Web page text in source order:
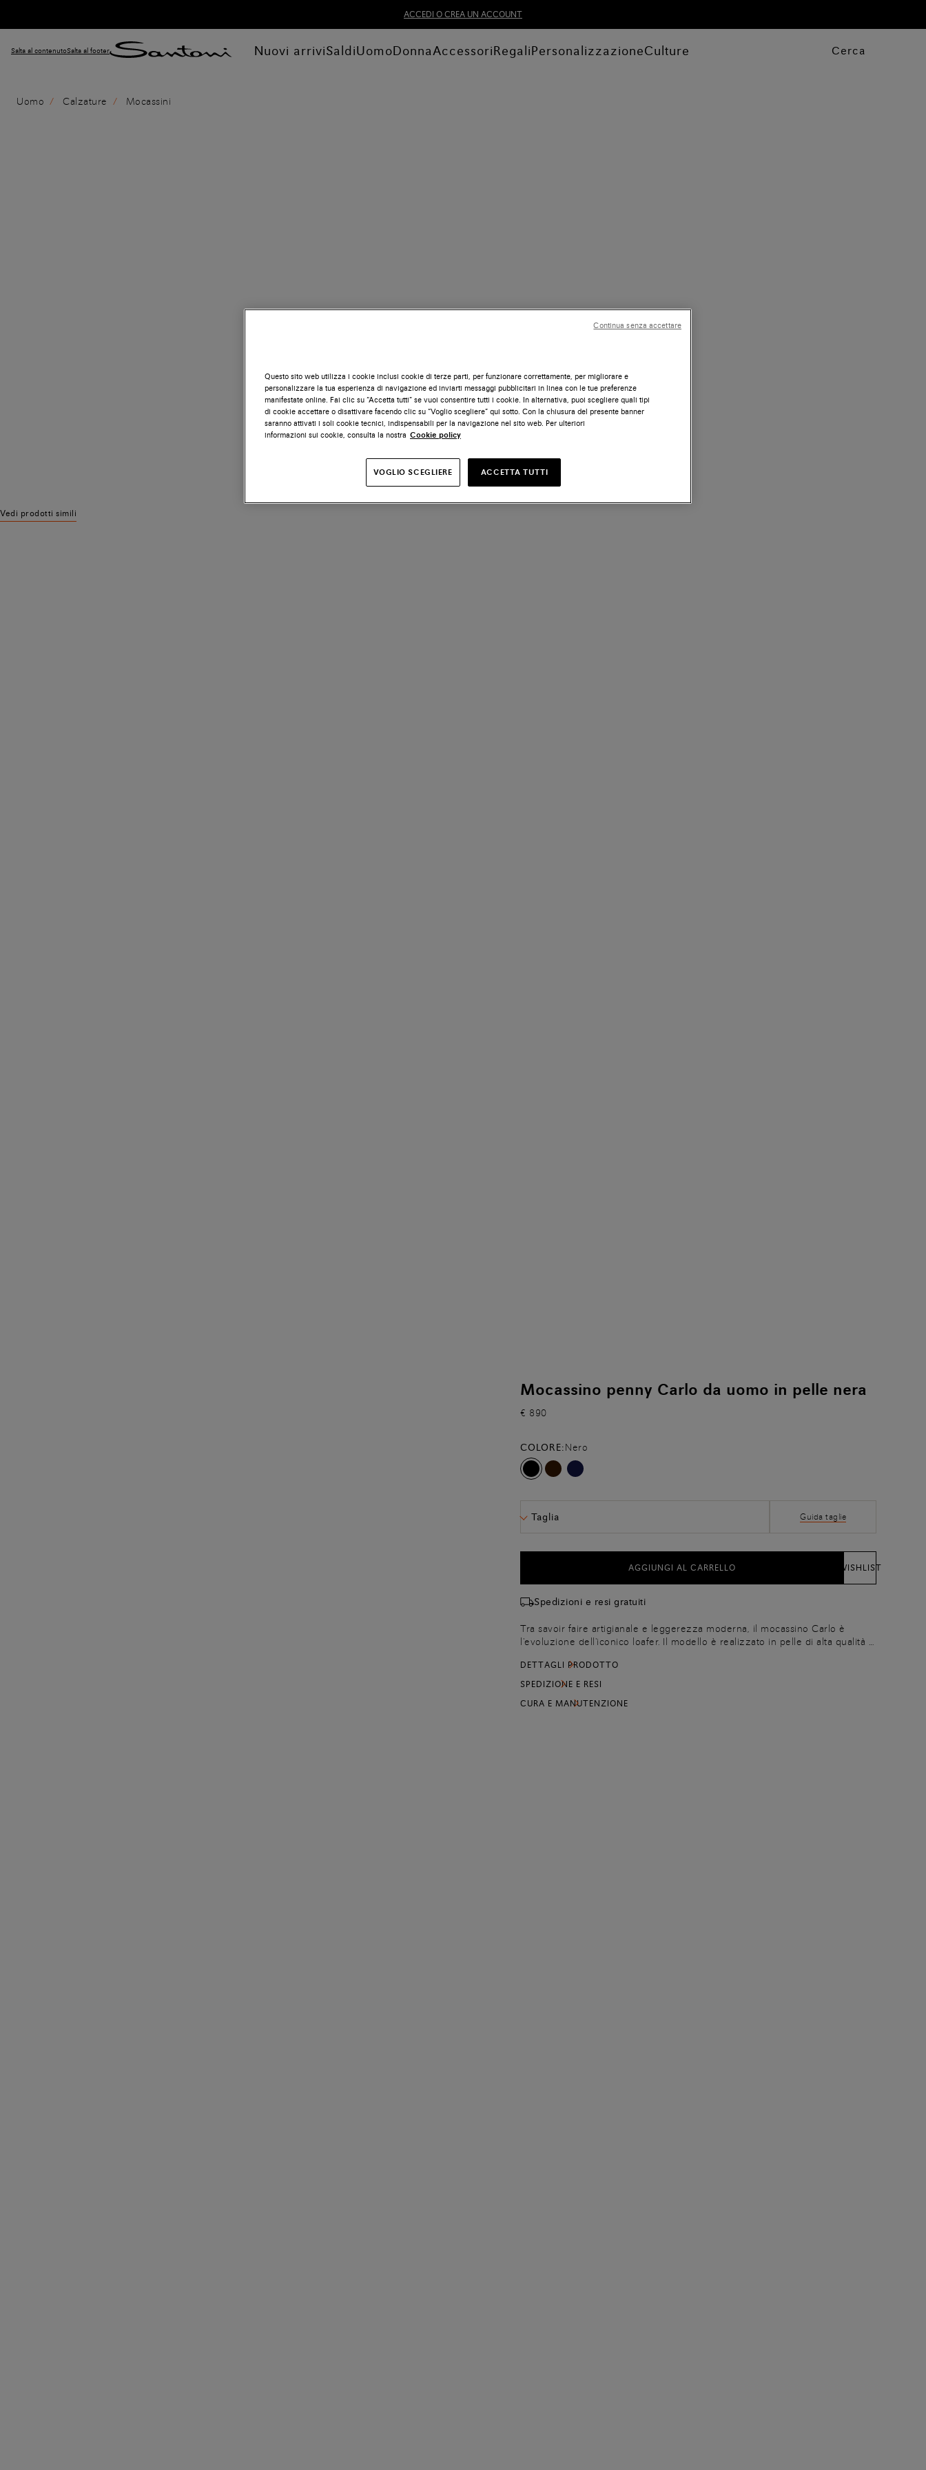
ACCEDI O CREA UN ACCOUNT
Salta al contenutoSalta al footer Nuovi arriviSaldiUomoDonnaAccessoriRegaliPersonalizzazioneCulture Cerca
Uomo Calzature Mocassini
Vedi prodotti simili
Mocassino penny Carlo da uomo in pelle nera
€ 890
COLORE:Nero
Taglia Guida taglie
AGGIUNGI AL CARRELLO WISHLIST
Spedizioni e resi gratuiti
Tra savoir faire artigianale e leggerezza moderna, il mocassino Carlo è
l'evoluzione dell'iconico loafer. Il modello è realizzato in pelle di alta qualità e
fondo in gomma. La costruzione Goodyear rende la scarpa morbida e
flessibile.
DETTAGLI PRODOTTO
SPEDIZIONE E RESI
CURA E MANUTENZIONE
Questo sito web utilizza i cookie inclusi cookie di terze parti, per funzionare correttamente, per migliorare e
personalizzare la tua esperienza di navigazione ed inviarti messaggi pubblicitari in linea con le tue preferenze
manifestate online. Fai clic su “Accetta tutti” se vuoi consentire tutti i cookie. In alternativa, puoi scegliere quali tipi
di cookie accettare o disattivare facendo clic su “Voglio scegliere” qui sotto. Con la chiusura del presente banner
saranno attivati i soli cookie tecnici, indispensabili per la navigazione nel sito web. Per ulteriori
informazioni sui cookie, consulta la nostra Cookie policy
VOGLIO SCEGLIERE ACCETTA TUTTI
Continua senza accettare